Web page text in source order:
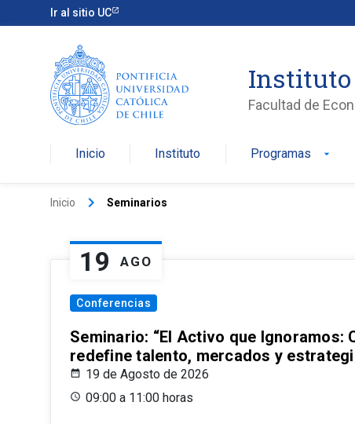
Ir al sitio UC
Instituto
Facultad de
Inicio Instituto Programas arrow_drop_down
Inicio keyboard_arrow_right Seminarios
19 AGO
Conferencias
Seminario: “El Activo que Ignoramos:
redefine talento, mercados y
19 de Agosto de 2026
09:00 a 11:00 horas